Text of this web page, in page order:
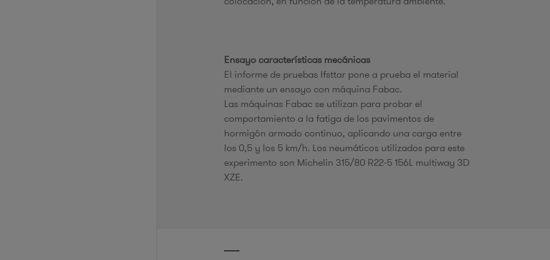
Ensayo características mecánicas
El informe de pruebas Ifsttar pone a prueba el material
mediante un ensayo con máquina Fabac.
Las máquinas Fabac se utilizan para probar el
comportamiento a la fatiga de los pavimentos de
hormigón armado continuo, aplicando una carga entre
los 0,5 y los 5 km/h. Los neumáticos utilizados para este
experimento son Michelin 315/80 R22-5 156L multiway 3D
XZE.